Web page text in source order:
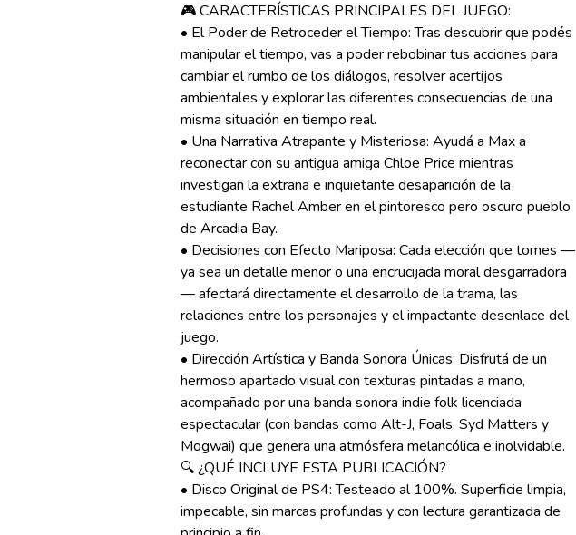
🎮 CARACTERÍSTICAS PRINCIPALES DEL JUEGO:
• El Poder de Retroceder el Tiempo: Tras descubrir que podés
manipular el tiempo, vas a poder rebobinar tus acciones para
cambiar el rumbo de los diálogos, resolver acertijos
ambientales y explorar las diferentes consecuencias de una
misma situación en tiempo real.
• Una Narrativa Atrapante y Misteriosa: Ayudá a Max a
reconectar con su antigua amiga Chloe Price mientras
investigan la extraña e inquietante desaparición de la
estudiante Rachel Amber en el pintoresco pero oscuro pueblo
de Arcadia Bay.
• Decisiones con Efecto Mariposa: Cada elección que tomes —
ya sea un detalle menor o una encrucijada moral desgarradora
— afectará directamente el desarrollo de la trama, las
relaciones entre los personajes y el impactante desenlace del
juego.
• Dirección Artística y Banda Sonora Únicas: Disfrutá de un
hermoso apartado visual con texturas pintadas a mano,
acompañado por una banda sonora indie folk licenciada
espectacular (con bandas como Alt-J, Foals, Syd Matters y
Mogwai) que genera una atmósfera melancólica e inolvidable.
🔍 ¿QUÉ INCLUYE ESTA PUBLICACIÓN?
• Disco Original de PS4: Testeado al 100%. Superficie limpia,
impecable, sin marcas profundas y con lectura garantizada de